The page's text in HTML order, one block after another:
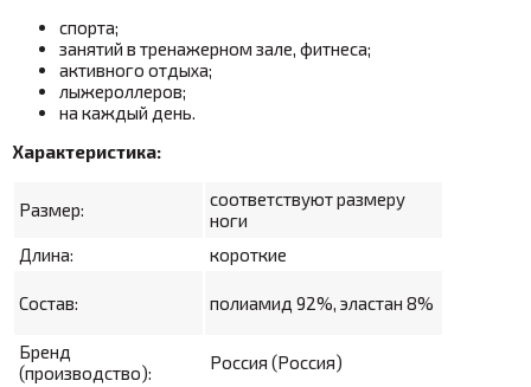
спорта;
занятий в тренажерном зале, фитнеса;
активного отдыха;
лыжероллеров;
на каждый день.
Характеристика:
Размер:
соответствуют размеру
ноги
Длина:
короткие
Состав: полиамид 92%, эластан 8%
Бренд
(производство):
Россия (Россия)